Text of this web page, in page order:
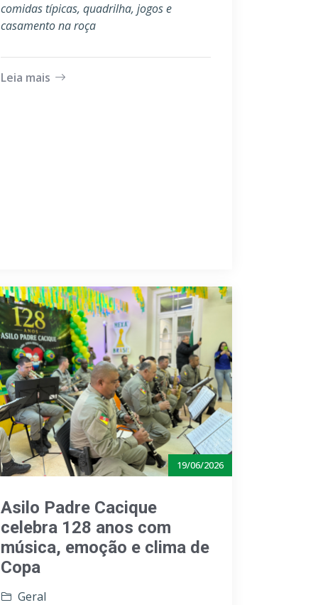
comidas típicas, quadrilha, jogos e
casamento na roça
Leia mais
19/06/2026
Asilo Padre Cacique
celebra 128 anos com
música, emoção e clima de
Copa
Geral